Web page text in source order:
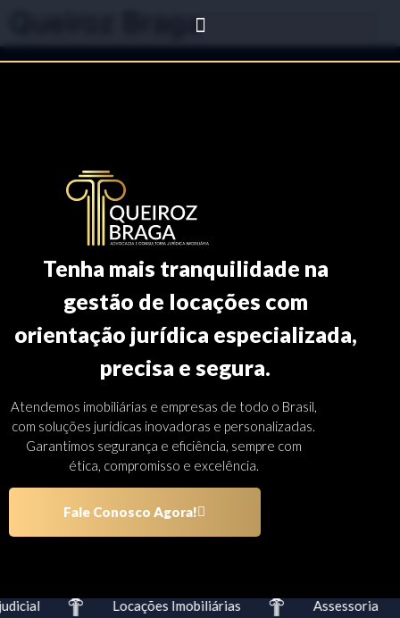
Queiroz Braga
Tenha mais tranquilidade na
gestão de locações com
orientação jurídica especializada,
precisa e segura.
Atendemos imobiliárias e empresas de todo o Brasil,
com soluções jurídicas inovadoras e personalizadas.
Garantimos segurança e eficiência, sempre com
ética, compromisso e excelência.
Fale Conosco Agora!
Locações Imobiliárias Assessoria